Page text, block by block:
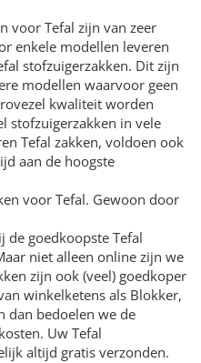
voor Tefal zijn van zeer
enkele modellen leveren
stofzuigerzakken. Dit zijn
modellen waarvoor geen
kwaliteit worden
stofzuigerzakken in vele
Tefal zakken, voldoen ook
aan de hoogste
voor Tefal. Gewoon door
goedkoopste Tefal
niet alleen online zijn we
zijn ook (veel) goedkoper
winkelketens als Blokker,
dan bedoelen we de
Uw Tefal
altijd gratis verzonden.